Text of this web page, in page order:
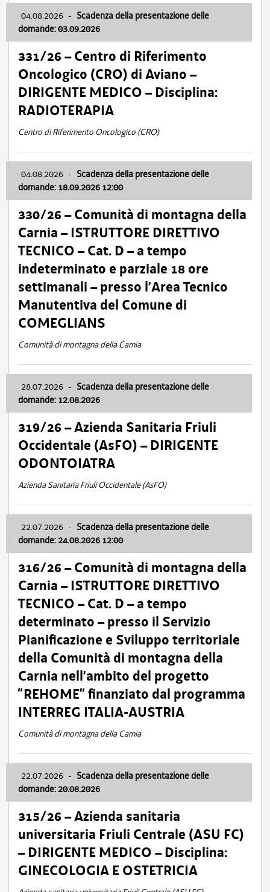
04.08.2026 - Scadenza della presentazione delle
domande: 03.09.2026
331/26 – Centro di Riferimento
Oncologico (CRO) di Aviano –
DIRIGENTE MEDICO – Disciplina:
RADIOTERAPIA
Centro di Riferimento Oncologico (CRO)
04.08.2026 - Scadenza della presentazione delle
domande: 18.09.2026 12:00
330/26 – Comunità di montagna della
Carnia – ISTRUTTORE DIRETTIVO
TECNICO – Cat. D – a tempo
indeterminato e parziale 18 ore
settimanali – presso l’Area Tecnico
Manutentiva del Comune di
COMEGLIANS
Comunità di montagna della Carnia
28.07.2026 - Scadenza della presentazione delle
domande: 12.08.2026
319/26 – Azienda Sanitaria Friuli
Occidentale (AsFO) – DIRIGENTE
ODONTOIATRA
Azienda Sanitaria Friuli Occidentale (AsFO)
22.07.2026 - Scadenza della presentazione delle
domande: 24.08.2026 12:00
316/26 – Comunità di montagna della
Carnia – ISTRUTTORE DIRETTIVO
TECNICO – Cat. D – a tempo
determinato – presso il Servizio
Pianificazione e Sviluppo territoriale
della Comunità di montagna della
Carnia nell’ambito del progetto
“REHOME” finanziato dal programma
INTERREG ITALIA-AUSTRIA
Comunità di montagna della Carnia
22.07.2026 - Scadenza della presentazione delle
domande: 20.08.2026
315/26 – Azienda sanitaria
universitaria Friuli Centrale (ASU FC)
– DIRIGENTE MEDICO – Disciplina:
GINECOLOGIA E OSTETRICIA